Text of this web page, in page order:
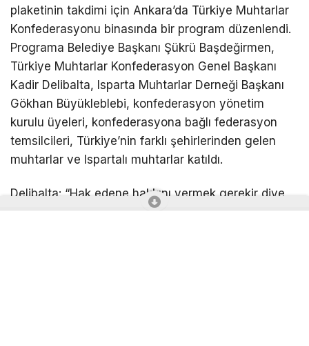
plaketinin takdimi için Ankara’da Türkiye Muhtarlar
Konfederasyonu binasında bir program düzenlendi.
Programa Belediye Başkanı Şükrü Başdeğirmen,
Türkiye Muhtarlar Konfederasyon Genel Başkanı
Kadir Delibalta, Isparta Muhtarlar Derneği Başkanı
Gökhan Büyükleblebi, konfederasyon yönetim
kurulu üyeleri, konfederasyona bağlı federasyon
temsilcileri, Türkiye’nin farklı şehirlerinden gelen
muhtarlar ve Ispartalı muhtarlar katıldı.
Delibalta: “Hak edene hakkını vermek gerekir diye